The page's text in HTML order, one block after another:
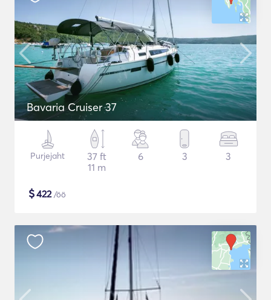
Bavaria Cruiser 37
Purjejaht
37 ft
11 m
6 3 3
$422/öö